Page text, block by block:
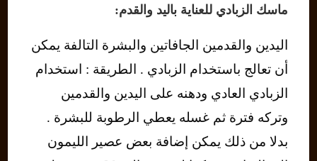
ماسك الزبادي للعناية باليد والقدم:
اليدين والقدمين الجافاتين والبشرة التالفة يمكن
أن تعالج باستخدام الزبادي . الطريقة : استخدام
الزبادي العادي ودهنه على اليدين والقدمين
وتركه فترة ثم غسله يعطي الرطوبة للبشرة .
بدلا من ذلك يمكن إضافة بعض عصير الليمون